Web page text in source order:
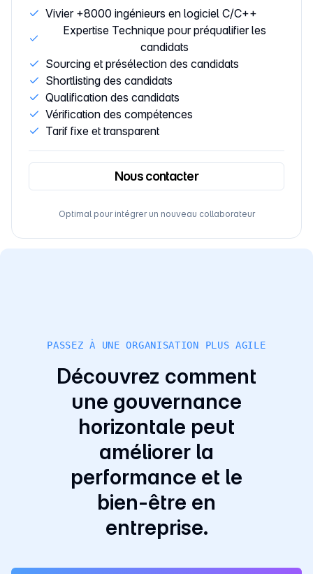
Vivier +8000 ingénieurs en logiciel C/C++
Expertise Technique pour préqualifier les
candidats
Sourcing et présélection des candidats
Shortlisting des candidats
Qualification des candidats
Vérification des compétences
Tarif fixe et transparent
Nous contacter
Optimal pour intégrer un nouveau collaborateur
PASSEZ À UNE ORGANISATION PLUS AGILE
Découvrez comment
une gouvernance
horizontale peut
améliorer la
performance et le
bien-être en
entreprise.